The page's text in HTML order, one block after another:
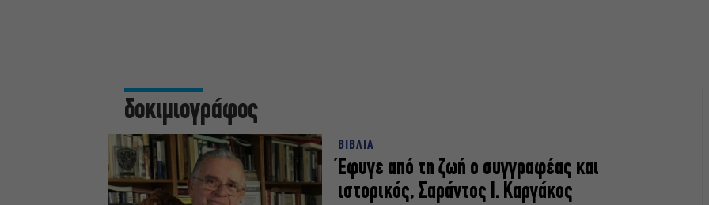
δοκιμιογράφος
ΒΙΒΛΙΑ
Έφυγε από τη ζωή ο συγγραφέας και
ιστορικός, Σαράντος Ι. Καργάκος